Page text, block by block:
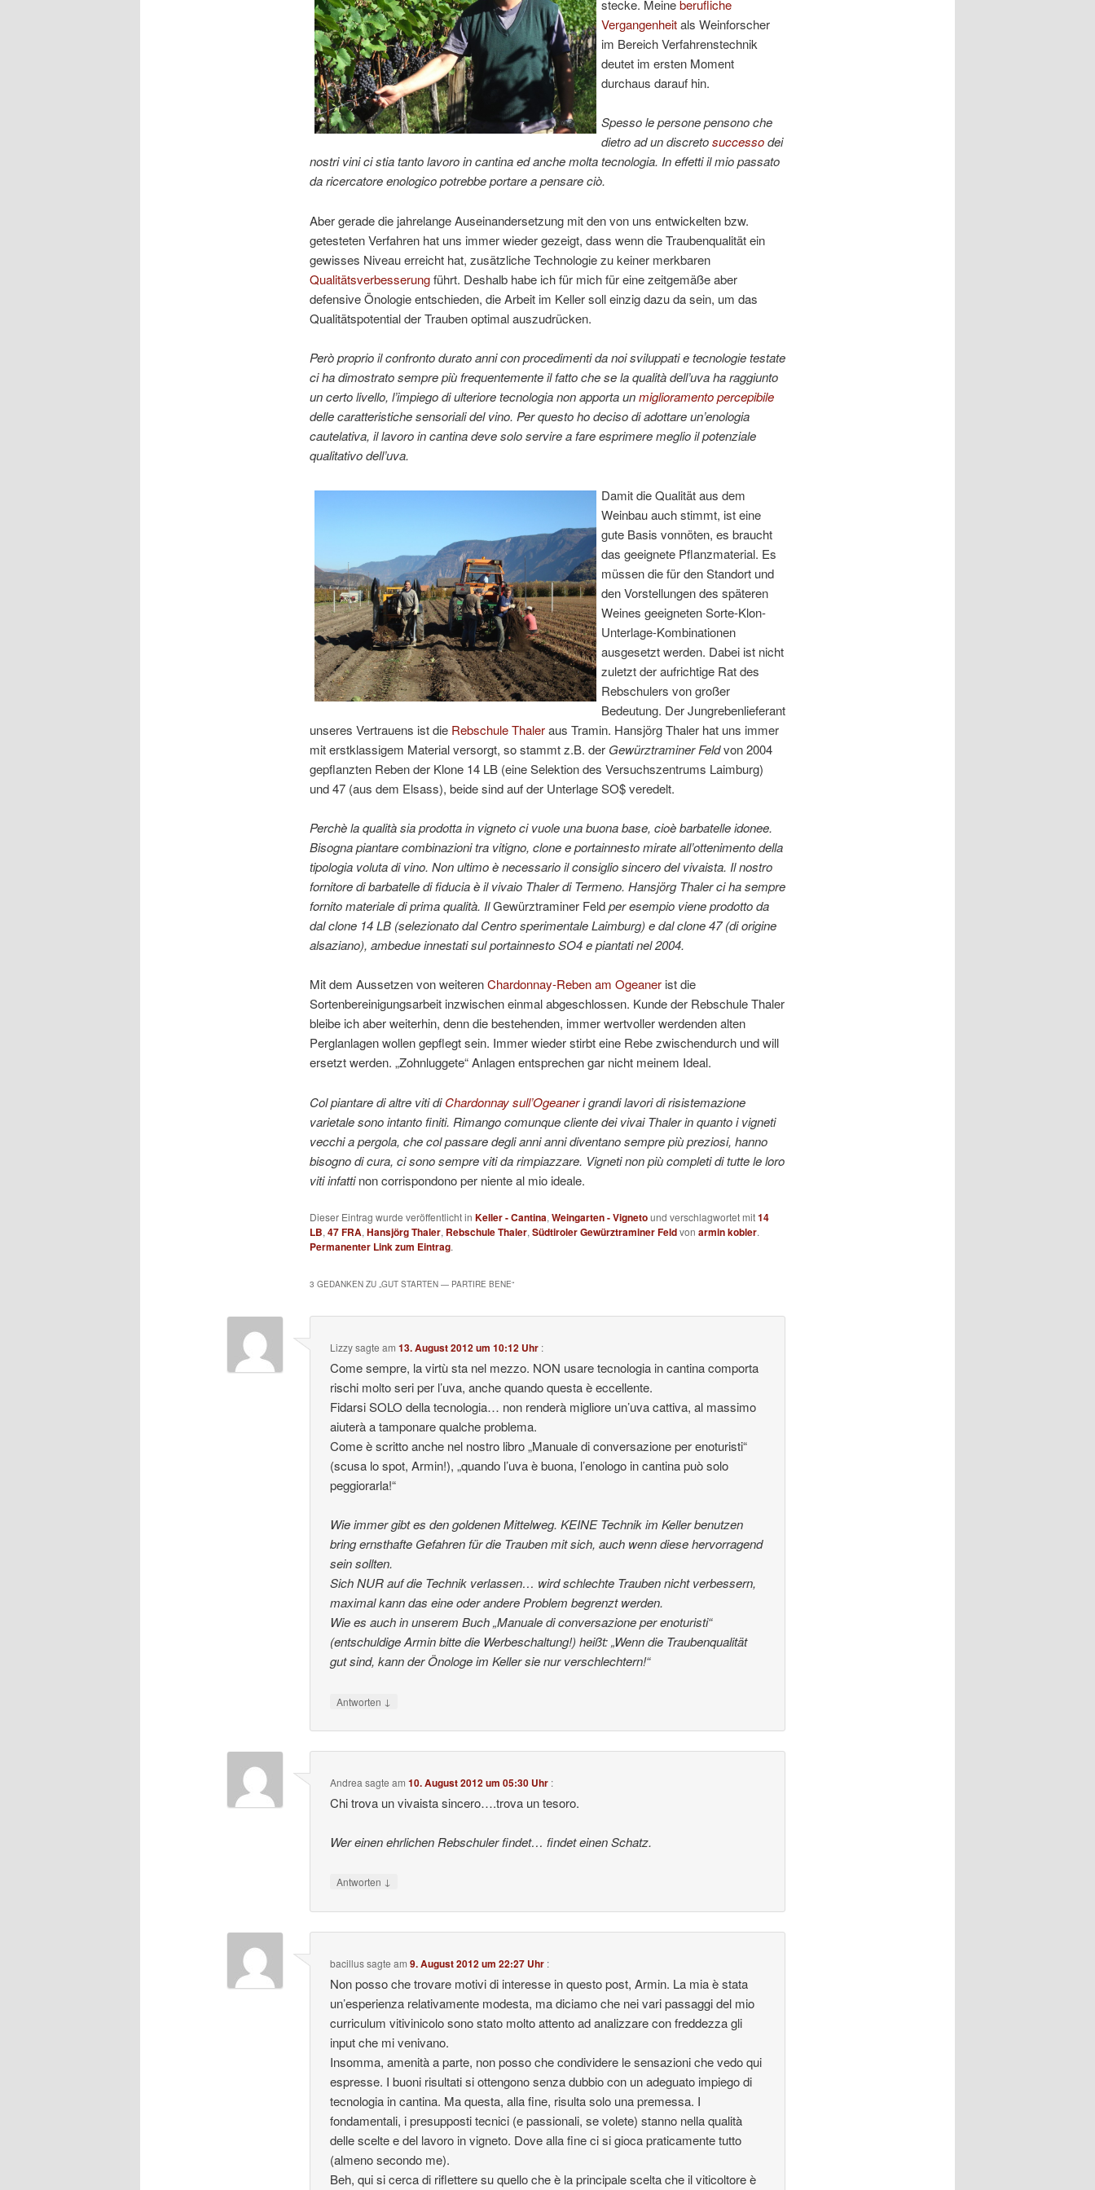
stecke. Meineberufliche
Vergangenheitals Weinforscher
im Bereich Verfahrenstechnik
deutet im ersten Moment
durchaus darauf hin.
Spesso le persone pensono che
dietro ad un discretosuccessodei
nostri vini ci stia tanto lavoro in cantina ed anche molta tecnologia. In effetti il mio passato
da ricercatore enologico potrebbe portare a pensare ciò.
Aber gerade die jahrelange Auseinandersetzung mit den von uns entwickelten bzw.
getesteten Verfahren hat uns immer wieder gezeigt, dass wenn die Traubenqualität ein
gewisses Niveau erreicht hat, zusätzliche Technologie zu keiner merkbaren
Qualitätsverbesserungführt. Deshalb habe ich für mich für eine zeitgemäße aber
defensive Önologie entschieden, die Arbeit im Keller soll einzig dazu da sein, um das
Qualitätspotential der Trauben optimal auszudrücken.
Però proprio il confronto durato anni con procedimenti da noi sviluppati e tecnologie testate
ci ha dimostrato sempre più frequentemente il fatto che se la qualità dell’uva ha raggiunto
un certo livello, l’impiego di ulteriore tecnologia non apporta unmiglioramento percepibile
delle caratteristiche sensoriali del vino. Per questo ho deciso di adottare un’enologia
cautelativa, il lavoro in cantina deve solo servire a fare esprimere meglio il potenziale
qualitativo dell’uva.
Damit die Qualität aus dem
Weinbau auch stimmt, ist eine
gute Basis vonnöten, es braucht
das geeignete Pflanzmaterial. Es
müssen die für den Standort und
den Vorstellungen des späteren
Weines geeigneten Sorte-Klon-
Unterlage-Kombinationen
ausgesetzt werden. Dabei ist nicht
zuletzt der aufrichtige Rat des
Rebschulers von großer
Bedeutung. Der Jungrebenlieferant
unseres Vertrauens ist die Rebschule Thaleraus Tramin. Hansjörg Thaler hat uns immer
mit erstklassigem Material versorgt, so stammt z.B. der Gewürztraminer Feldvon 2004
gepflanzten Reben der Klone 14 LB (eine Selektion des Versuchszentrums Laimburg)
und 47 (aus dem Elsass), beide sind auf der Unterlage SO$ veredelt.
Perchè la qualità sia prodotta in vigneto ci vuole una buona base, cioè barbatelle idonee.
Bisogna piantare combinazioni tra vitigno, clone e portainnesto mirate all’ottenimento della
tipologia voluta di vino. Non ultimo è necessario il consiglio sincero del vivaista. Il nostro
fornitore di barbatelle di fiducia è il vivaio Thaler di Termeno. Hansjörg Thaler ci ha sempre
fornito materiale di prima qualità. IlGewürztraminer Feldper esempio viene prodotto da
dal clone 14 LB (selezionato dal Centro sperimentale Laimburg) e dal clone 47 (di origine
alsaziano), ambedue innestati sul portainnesto SO4 e piantati nel 2004.
Mit dem Aussetzen von weiterenChardonnay-Reben am Ogeanerist die
Sortenbereinigungsarbeit inzwischen einmal abgeschlossen. Kunde der Rebschule Thaler
bleibe ich aber weiterhin, denn die bestehenden, immer wertvoller werdenden alten
Perglanlagen wollen gepflegt sein. Immer wieder stirbt eine Rebe zwischendurch und will
ersetzt werden. „Zohnluggete“ Anlagen entsprechen gar nicht meinem Ideal.
Col piantare di altre viti diChardonnay sull’Ogeaneri grandi lavori di risistemazione
varietale sono intanto finiti. Rimango comunque cliente dei vivai Thaler in quanto i vigneti
vecchi a pergola, che col passare degli anni anni diventano sempre più preziosi, hanno
bisogno di cura, ci sono sempre viti da rimpiazzare. Vigneti non più completi di tutte le loro
vitiinfattinon corrispondono per niente al mio ideale.
Dieser Eintrag wurde veröffentlicht in Keller - Cantina, Weingarten - Vignetound verschlagwortet mit14
LB, 47 FRA, Hansjörg Thaler, Rebschule Thaler, Südtiroler Gewürztraminer Feldvon armin kobler.
Permanenter Link zum Eintrag.
3 GEDANKEN ZU „GUT STARTEN — PARTIRE BENE“
Lizzysagte am13. August 2012 um 10:12 Uhr :
Come sempre, la virtù sta nel mezzo. NON usare tecnologia in cantina comporta
rischi molto seri per l’uva, anche quando questa è eccellente.
Fidarsi SOLO della tecnologia… non renderà migliore un’uva cattiva, al massimo
aiuterà a tamponare qualche problema.
Come è scritto anche nel nostro libro „Manuale di conversazione per enoturisti“
(scusa lo spot, Armin!), „quando l’uva è buona, l’enologo in cantina può solo
peggiorarla!“
Wie immer gibt es den goldenen Mittelweg. KEINE Technik im Keller benutzen
bring ernsthafte Gefahren für die Trauben mit sich, auch wenn diese hervorragend
sein sollten.
Sich NUR auf die Technik verlassen… wird schlechte Trauben nicht verbessern,
maximal kann das eine oder andere Problem begrenzt werden.
Wie es auch in unserem Buch „Manuale di conversazione per enoturisti“
(entschuldige Armin bitte die Werbeschaltung!) heißt: „Wenn die Traubenqualität
gut sind, kann der Önologe im Keller sie nur verschlechtern!“
Antworten ↓
Andrea sagte am10. August 2012 um 05:30 Uhr :
Chi trova un vivaista sincero….trova un tesoro.
Wer einen ehrlichen Rebschuler findet… findet einen Schatz.
Antworten ↓
bacillussagte am9. August 2012 um 22:27 Uhr :
Non posso che trovare motivi di interesse in questo post, Armin. La mia è stata
un’esperienza relativamente modesta, ma diciamo che nei vari passaggi del mio
curriculum vitivinicolo sono stato molto attento ad analizzare con freddezza gli
input che mi venivano.
Insomma, amenità a parte, non posso che condividere le sensazioni che vedo qui
espresse. I buoni risultati si ottengono senza dubbio con un adeguato impiego di
tecnologia in cantina. Ma questa, alla fine, risulta solo una premessa. I
fondamentali, i presupposti tecnici (e passionali, se volete) stanno nella qualità
delle scelte e del lavoro in vigneto. Dove alla fine ci si gioca praticamente tutto
(almeno secondo me).
Beh, qui si cerca di riflettere su quello che è la principale scelta che il viticoltore è